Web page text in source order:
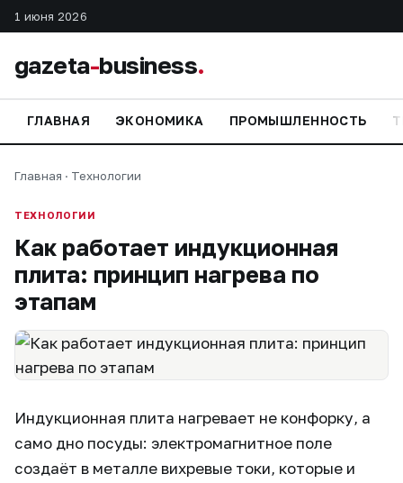
1 июня 2026
gazeta-business.
ГЛАВНАЯ ЭКОНОМИКА ПРОМЫШЛЕННОСТЬ
Главная · Технологии
ТЕХНОЛОГИИ
Как работает индукционная
плита: принцип нагрева по
этапам
Индукционная плита нагревает не конфорку, а
само дно посуды: электромагнитное поле
создаёт в металле вихревые токи, которые и